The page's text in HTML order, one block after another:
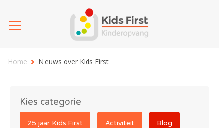
Home Nieuws over Kids First
Kies categorie
25 jaar Kids First Activiteit Blog